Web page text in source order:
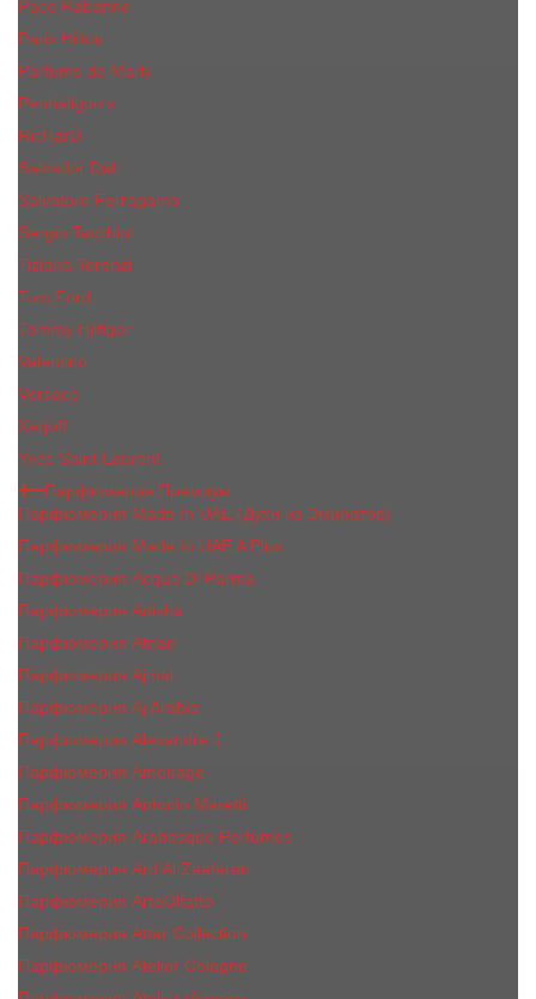
Paco Rabanne
Paris Hilton
Parfums de Marly
Penhaligon​'s
RicHarD
Salvador Dali
Salvatore Ferragamo
Sergio Tacchini
Tiziana Terenzi
Tom Ford
Tommy Hilfiger
Valentino
Versace
Xerjoff
Yves Saint Laurent
Парфюмерия Премиум
Парфюмерия Made In UAE (Духи из Эмиратов)
Парфюмерия Made In UAE A Plus
Парфюмерия Acqua Di Parma
Парфюмерия Adisha
Парфюмерия Afnan
Парфюмерия Ajmal
Парфюмерия Aj Arabia
Парфюмерия Alexandre J.
Парфюмерия Amouage
Парфюмерия Antonio Maretti
Парфюмерия Arabesque Perfumes
Парфюмерия Ard Al Zaafaran
Парфюмерия ArteOlfatto
Парфюмерия Attar Collection
Парфюмерия Atelier Cologne